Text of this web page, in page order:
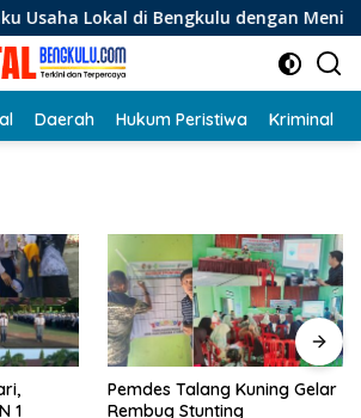
di Bengkulu dengan Meningkatkan
Daerah Hukum Peristiwa Kriminal
1
Pemdes Talang Kuning Gelar
Rembug Stunting